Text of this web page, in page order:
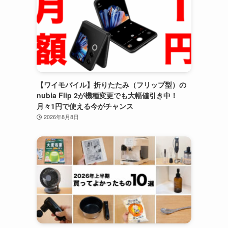
【ワイモバイル】折りたたみ（フリップ型）の
nubia Flip 2が機種変更でも大幅値引き中！
月々1円で使える今がチャンス
2026年8月8日